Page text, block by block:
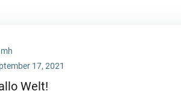
mh
17, 2021
Welt!